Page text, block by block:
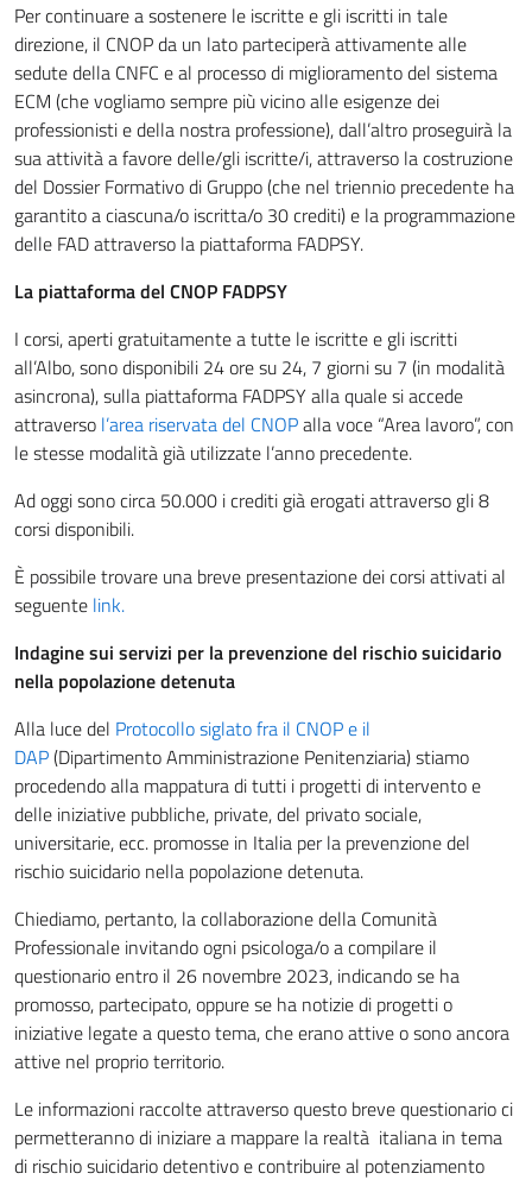
Per continuare a sostenere le iscritte e gli iscritti in tale
direzione, il CNOP da un lato parteciperà attivamente alle
sedute della CNFC e al processo di miglioramento del sistema
ECM (che vogliamo sempre più vicino alle esigenze dei
professionisti e della nostra professione), dall’altro proseguirà la
sua attività a favore delle/gli iscritte/i, attraverso la costruzione
del Dossier Formativo di Gruppo (che nel triennio precedente ha
garantito a ciascuna/o iscritta/o 30 crediti) e la programmazione
delle FAD attraverso la piattaforma FADPSY.
La piattaforma del CNOP FADPSY
I corsi, aperti gratuitamente a tutte le iscritte e gli iscritti
all’Albo, sono disponibili 24 ore su 24, 7 giorni su 7 (in modalità
asincrona), sulla piattaforma FADPSY alla quale si accede
attraverso l’area riservata del CNOPalla voce “Area lavoro”, con
le stesse modalità già utilizzate l’anno precedente.
Ad oggi sono circa 50.000 i crediti già erogati attraverso gli 8
corsi disponibili.
È possibile trovare una breve presentazione dei corsi attivati al
seguente link.
Indagine sui servizi per la prevenzione del rischio suicidario
nella popolazione detenuta
Alla luce del Protocollo siglato fra il CNOP e il
DAP(Dipartimento Amministrazione Penitenziaria) stiamo
procedendo alla mappatura di tutti i progetti di intervento e
delle iniziative pubbliche, private, del privato sociale,
universitarie, ecc. promosse in Italia per la prevenzione del
rischio suicidario nella popolazione detenuta.
Chiediamo, pertanto, la collaborazione della Comunità
Professionale invitando ogni psicologa/o a compilare il
questionario entro il 26 novembre 2023, indicando se ha
promosso, partecipato, oppure se ha notizie di progetti o
iniziative legate a questo tema, che erano attive o sono ancora
attive nel proprio territorio.
Le informazioni raccolte attraverso questo breve questionario ci
permetteranno di iniziare a mappare la realtà italiana in tema
di rischio suicidario detentivo e contribuire al potenziamento